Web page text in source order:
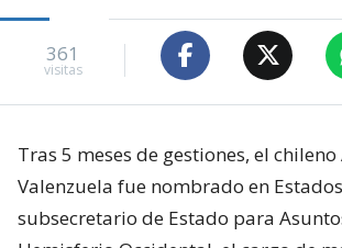
361
visitas
Tras 5 meses de gestiones, el
Valenzuela fue nombrado en
subsecretario de Estado para